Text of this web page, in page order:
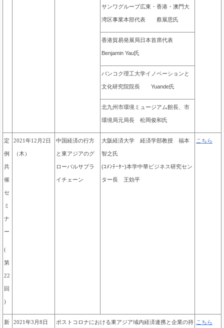
サンワグループ広東・香港・澳門大
湾区事業本部代表 蔡展思氏
香港貿易発展局日本首席代表
Benjamin Yau氏
バンコク理工大学イノベーションと
文化研究院院長 Yuande氏
北九州市環境ミュージアム館長、市
環境局元局長 松岡俊和氏
定
例
共
催
セ
ミ
ナ
ー
(
第
22
回
)
2021年12月2日
（木）
中国経済の行方
と東アジアのグ
ローバルサプラ
イチェーン
大阪経済大学 経済学部教授 福本
智之氏
(ｺﾒﾝﾃｰﾀｰ)本学中華ビジネス研究セン
ター長 王効平
こちら
新 2021年3月8日 ポストコロナにおける東アジア域内経済連携と企業の持 こちら